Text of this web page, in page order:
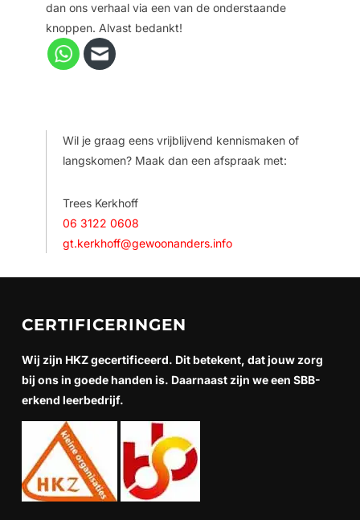
dan ons verhaal via een van de onderstaande
knoppen. Alvast bedankt!
Wil je graag eens vrijblijvend kennismaken of
langskomen? Maak dan een afspraak met:
Trees Kerkhoff
06 3122 0608
gt.kerkhoff@gewoonanders.info
CERTIFICERINGEN
Wij zijn HKZ gecertificeerd. Dit betekent, dat jouw zorg
bij ons in goede handen is. Daarnaast zijn we een SBB-
erkend leerbedrijf.